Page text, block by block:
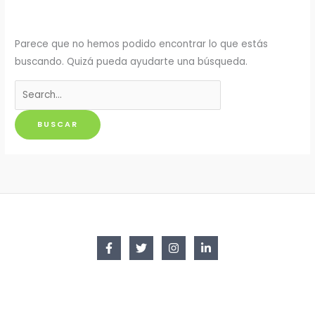
Parece que no hemos podido encontrar lo que estás
buscando. Quizá pueda ayudarte una búsqueda.
Buscar
por: